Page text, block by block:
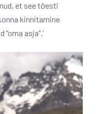
et see tõesti
kinnitamine
asja”.’